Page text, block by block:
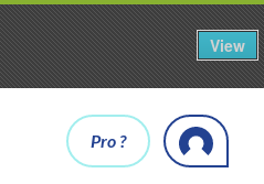
View
Pro ?